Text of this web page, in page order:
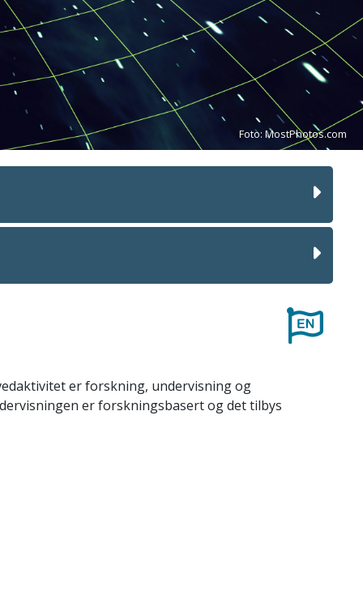
Foto: MostPhotos.com
er forskning, undervisning og
er forskningsbasert og det tilbys